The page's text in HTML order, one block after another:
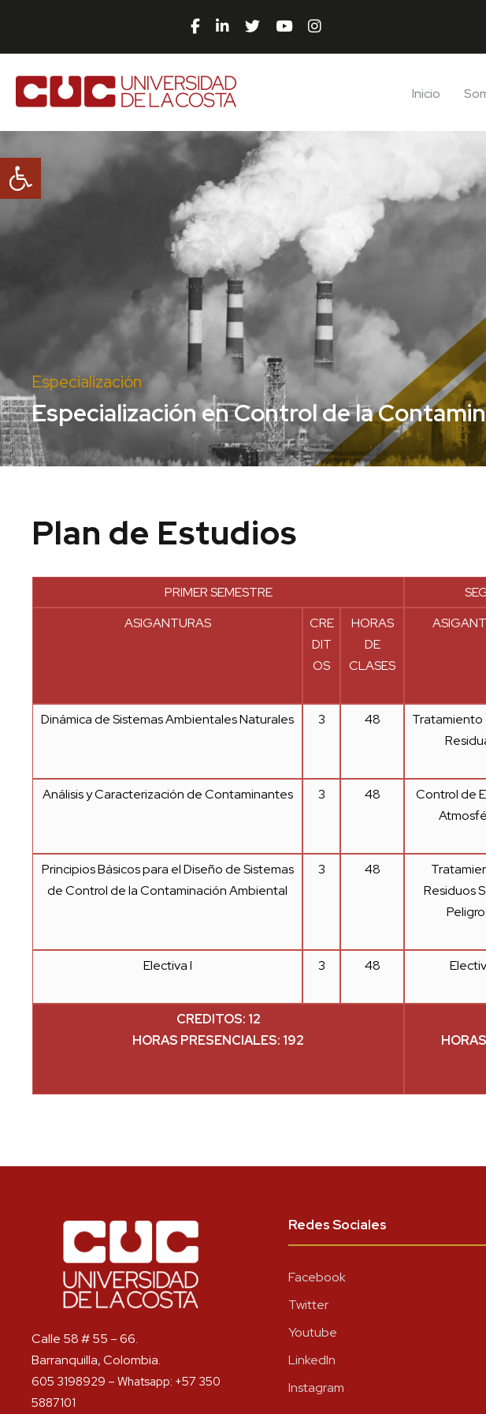
Abrir barra de herramientas
Inicio
Especialización
Especialización en Control de la
Plan de Estudios
PRIMER SEMESTRE
ASIGANTURAS
CRE
DIT
OS
HORAS
DE
CLASES
Dinámica de Sistemas Ambientales Naturales 3 48
Tratamiento
Análisis y Caracterización de Contaminantes 3 48
Control de
Principios Básicos para el Diseño de Sistemas
de Control de la Contaminación Ambiental
3 48
Residuos
Electiva I 3 48
CREDITOS: 12
HORAS PRESENCIALES: 192
Calle 58 # 55 – 66.
Barranquilla, Colombia.
605 3198929 – Whatsapp: +57 350
5887101
Redes Sociales
Facebook
Twitter
Youtube
LinkedIn
Instagram